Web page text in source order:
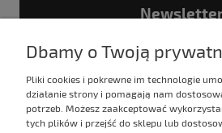
Podając adres e-mail
Politykę prywatności
Dbamy o Twoją
Pliki cookies i pokrewne im technologie
działanie strony i pomagają nam
potrzeb. Możesz zaakceptować
tych plików i przejść do sklepu lub